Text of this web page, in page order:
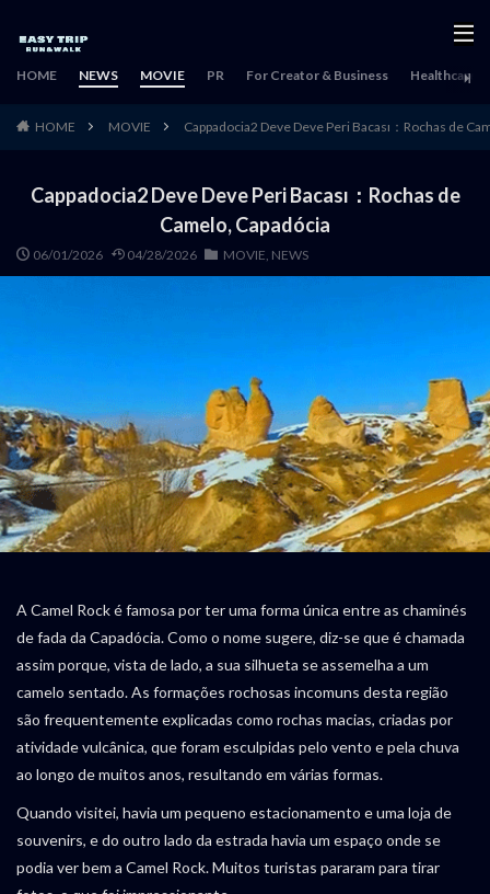
HOME NEWS MOVIE PR For Creator & Business Healthcare
HOME MOVIE Cappadocia2 Deve Deve Peri Bacası：Rochas de
Cappadocia2 Deve Deve Peri Bacası：Rochas de
Camelo, Capadócia
06/01/2026 04/28/2026 MOVIE, NEWS
A Camel Rock é famosa por ter uma forma única entre as chaminés
de fada da Capadócia. Como o nome sugere, diz-se que é chamada
assim porque, vista de lado, a sua silhueta se assemelha a um
camelo sentado. As formações rochosas incomuns desta região
são frequentemente explicadas como rochas macias, criadas por
atividade vulcânica, que foram esculpidas pelo vento e pela chuva
ao longo de muitos anos, resultando em várias formas.
Quando visitei, havia um pequeno estacionamento e uma loja de
souvenirs, e do outro lado da estrada havia um espaço onde se
podia ver bem a Camel Rock. Muitos turistas pararam para tirar